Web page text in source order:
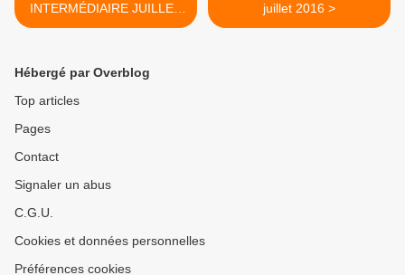
INTERMÉDIAIRE JUILLET
2016
juillet 2016 >
Hébergé par Overblog
Top articles
Pages
Contact
Signaler un abus
C.G.U.
Cookies et données personnelles
Préférences cookies